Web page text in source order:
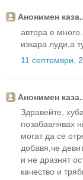
Анонимен
автора е много
изкара луди,а
11 септември,
Анонимен
Здравейте,
позабавлявах
могат да се
добавя,че
и не дразнят
качество и